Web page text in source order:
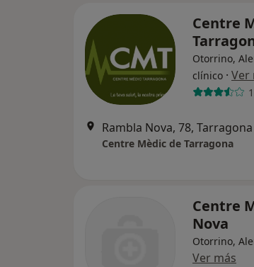
Centre
Otorrino,
clínico · Ver
Rambla Nova, 78, Tarragona
Centre Mèdic de Tarragona
Centre
Nova
Otorrino,
Ver más